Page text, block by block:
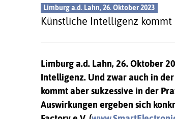
Limburg a.d. Lahn, 26. Oktober 2023
Künstliche Intelligenz kommt
Limburg a.d. Lahn, 26. Oktober
Intelligenz. Und zwar auch in
kommt aber sukzessive in der
Auswirkungen ergeben sich